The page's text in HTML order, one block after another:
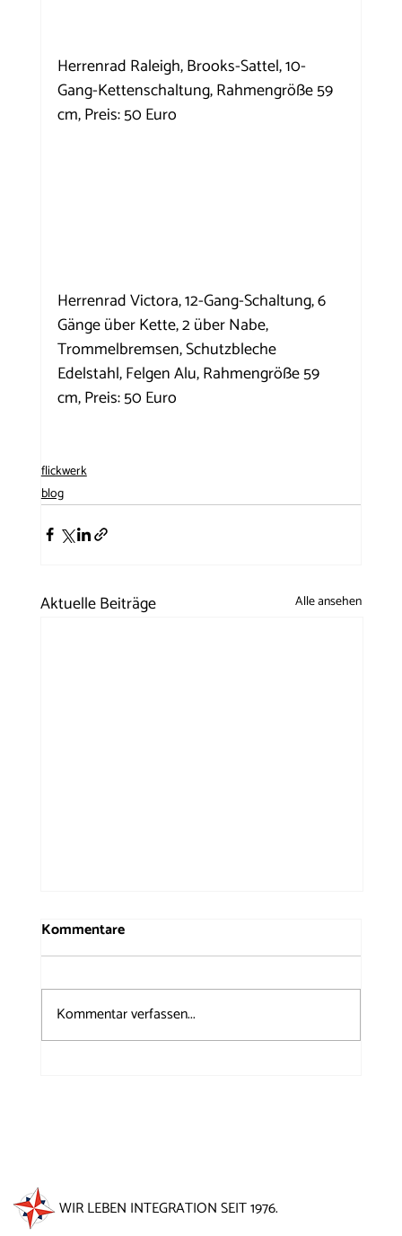
Herrenrad Raleigh, Brooks-Sattel, 10-
Gang-Kettenschaltung, Rahmengröße 59
cm, Preis: 50 Euro
Herrenrad Victora, 12-Gang-Schaltung, 6
Gänge über Kette, 2 über Nabe,
Trommelbremsen, Schutzbleche
Edelstahl, Felgen Alu, Rahmengröße 59
cm, Preis: 50 Euro
flickwerk
blog
Aktuelle Beiträge Alle ansehen
Kommentare
Kommentar verfassen...
WIR LEBEN INTEGRATION SEIT 1976.